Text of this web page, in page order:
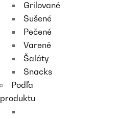
Grilované
Sušené
Pečené
Varené
Šaláty
Snacks
Podľa
produktu